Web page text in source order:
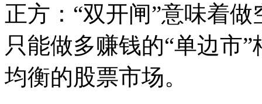
正方：“双开闸”意味着
只能做多赚钱的“单边市
均衡的股票市场。